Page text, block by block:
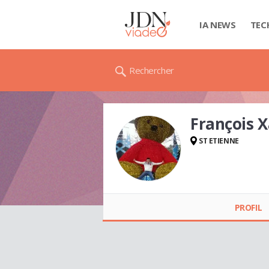
IA NEWS
Rechercher
François
ST ETIENNE
PROFIL